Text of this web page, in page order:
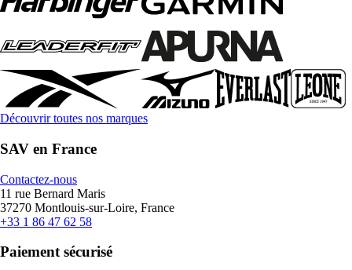
Découvrir toutes nos marques
SAV en France
Contactez-nous
11 rue Bernard Maris
37270 Montlouis-sur-Loire, France
+33 1 86 47 62 58
Paiement sécurisé